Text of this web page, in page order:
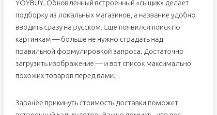
YOYBUY. Обновлённый встроенный «сыщик» делает
подборку из локальных магазинов, а название удобно
вводить сразу на русском. Ещё появился поиск по
картинкам — больше не нужно страдать над
правильной формулировкой запроса. Достаточно
загрузить изображение — и вот список максимально
похожих товаров перед вами.
Заранее прикинуть стоимость доставки поможет